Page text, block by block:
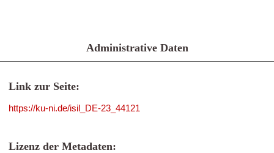
Administrative Daten
Link zur Seite:
https://ku-ni.de/isil_DE-23_44121
Lizenz der Metadaten: